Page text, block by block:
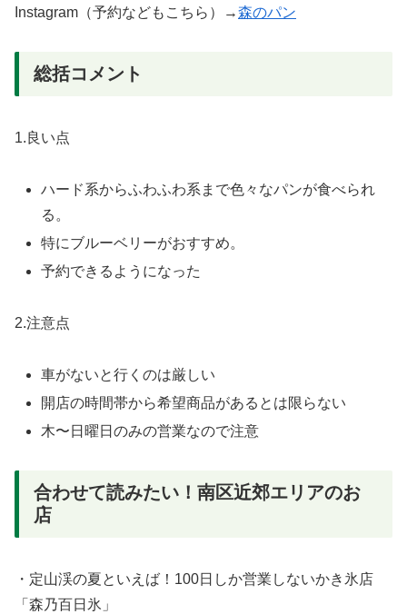
Instagram（予約などもこちら）→森のパン
総括コメント
1.良い点
ハード系からふわふわ系まで色々なパンが食べられ
る。
特にブルーベリーがおすすめ。
予約できるようになった
2.注意点
車がないと行くのは厳しい
開店の時間帯から希望商品があるとは限らない
木〜日曜日のみの営業なので注意
合わせて読みたい！南区近郊エリアのお
店
・定山渓の夏といえば！100日しか営業しないかき氷店
「森乃百日氷」